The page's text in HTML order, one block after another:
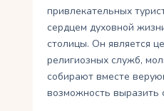
привлекательных
сердцем духовной
столицы. Он является
религиозных служб,
собирают вместе
возможность выразить